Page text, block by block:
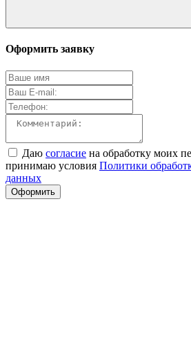
Оформить заявку
Даю согласие на обработку моих
принимаю условия Политики
данных
Оформить